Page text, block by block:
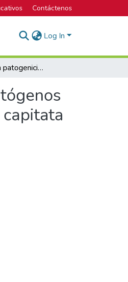
Contáctenos
Log In
Evaluación de la patogenicidad de diferentes hongos entomopatógenos para el control de dos especies de moscas de la fruta. (Ceratitis capitata y Anatrepha obliqua), bajo condiciones de laboratorio